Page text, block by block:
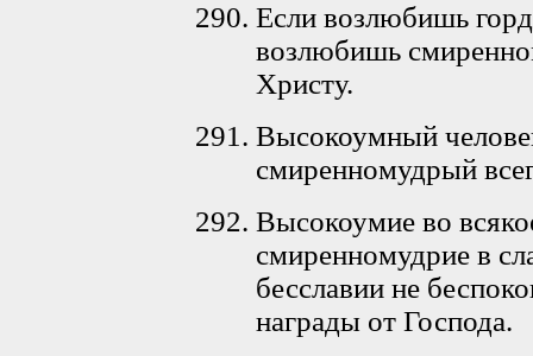
Если возлюбишь
возлюбишь
Христу.
Высокоумный
смиренномудрый
Высокоумие во
смиренномудрие в
бесславии не
награды от Господа.